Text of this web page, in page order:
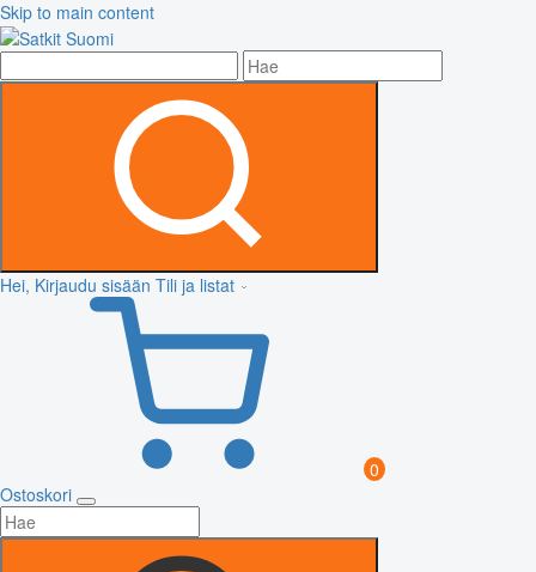
Skip to main content
Hei, Kirjaudu sisään Tili ja listat
0
Ostoskori